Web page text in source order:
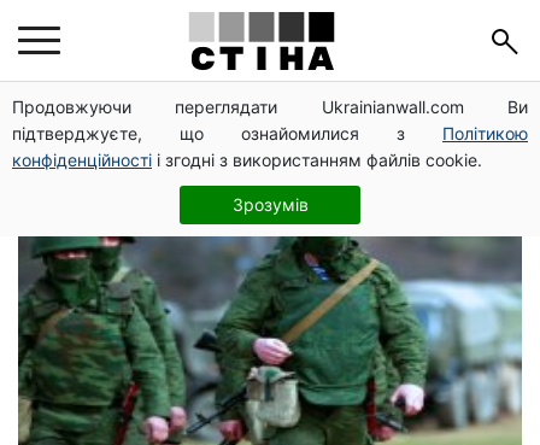
Продовжуючи переглядати Ukrainianwall.com Ви
підтверджуєте, що ознайомилися з Політикою
конфіденційності і згодні з використанням файлів cookie.
Зрозумів
граница